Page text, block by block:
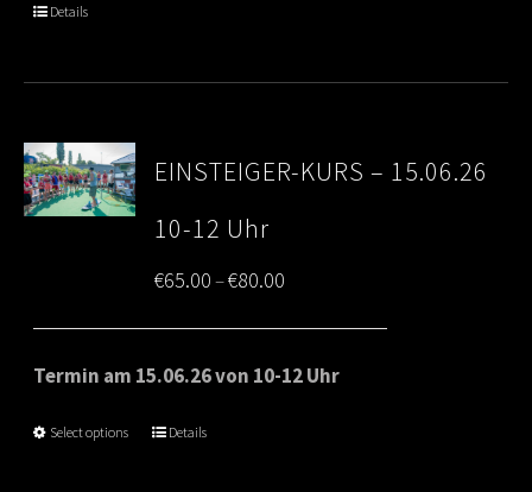
Details
EINSTEIGER-KURS – 15.06.26
10-12 Uhr
€65.00–€80.00
range:
€65.00
Termin am 15.06.26 von 10-12 Uhr
Select options Details